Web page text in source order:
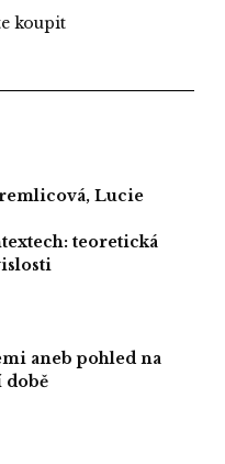
koupit
Lucie
teoretická
aneb pohled na
době